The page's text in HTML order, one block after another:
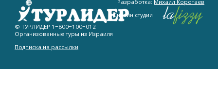
© ТУРЛИДЕР 1−800−100−012
Организованные туры из Израиля
Подписка на рассылки
Разработка: Михаил Коротаев
Дизайн студии